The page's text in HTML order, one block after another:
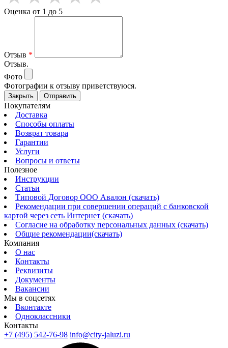
Оценка от 1 до 5
Отзыв *
Отзыв.
Фото
Фотографии к отзыву приветствуюся.
Закрыть Отправить
Покупателям
Доставка
Способы оплаты
Возврат товара
Гарантии
Услуги
Вопросы и ответы
Полезное
Инструкции
Статьи
Типовой Договор ООО Авалон (скачать)
Рекомендации при совершении операций с банковской
картой через сеть Интернет (скачать)
Согласие на обработку персональных данных (скачать)
Общие рекомендации(скачать)
Компания
О нас
Контакты
Реквизиты
Документы
Вакансии
Мы в соцсетях
Вконтакте
Одноклассники
Контакты
+7 (495) 542-76-98 info@city-jaluzi.ru